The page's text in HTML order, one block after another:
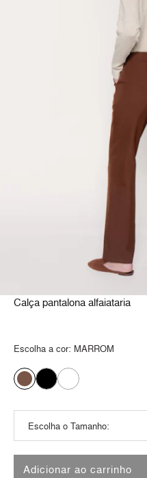
Calça pantalona alfaiataria
Escolha a cor: MARROM
Adicionar ao carrinho